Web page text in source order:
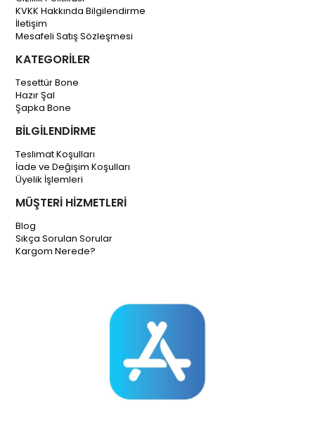
KVKK Hakkında Bilgilendirme
İletişim
Mesafeli Satış Sözleşmesi
KATEGORİLER
Tesettür Bone
Hazır Şal
Şapka Bone
BİLGİLENDİRME
Teslimat Koşulları
İade ve Değişim Koşulları
Üyelik İşlemleri
MÜŞTERİ HİZMETLERİ
Blog
Sıkça Sorulan Sorular
Kargom Nerede?